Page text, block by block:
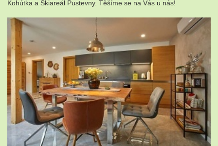
Kohútka a Skiareál Pustevny. Těšíme se na Vás u nás!